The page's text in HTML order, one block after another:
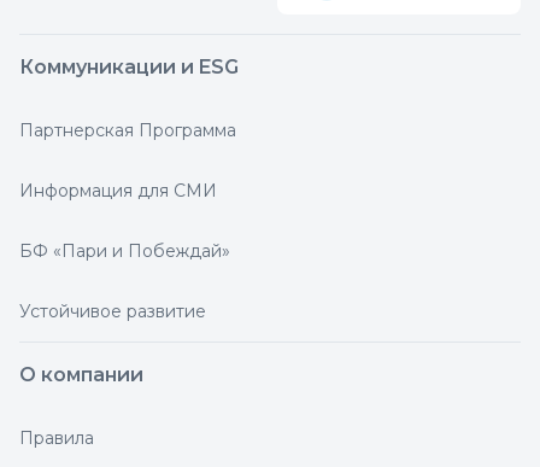
Коммуникации и ESG
Партнерская Программа
Информация для СМИ
БФ «Пари и Побеждай»
Устойчивое развитие
О компании
Правила